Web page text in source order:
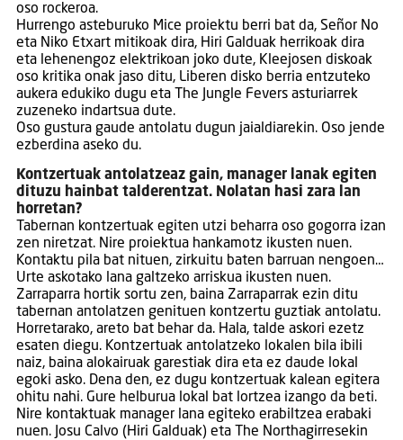
oso rockeroa.
Hurrengo asteburuko Mice proiektu berri bat da, Señor No
eta Niko Etxart mitikoak dira, Hiri Galduak herrikoak dira
eta lehenengoz elektrikoan joko dute, Kleejosen diskoak
oso kritika onak jaso ditu, Liberen disko berria entzuteko
aukera edukiko dugu eta The Jungle Fevers asturiarrek
zuzeneko indartsua dute.
Oso gustura gaude antolatu dugun jaialdiarekin. Oso jende
ezberdina aseko du.
Kontzertuak antolatzeaz gain, manager lanak egiten
dituzu hainbat talderentzat. Nolatan hasi zara lan
horretan?
Tabernan kontzertuak egiten utzi beharra oso gogorra izan
zen niretzat. Nire proiektua hankamotz ikusten nuen.
Kontaktu pila bat nituen, zirkuitu baten barruan nengoen…
Urte askotako lana galtzeko arriskua ikusten nuen.
Zarraparra hortik sortu zen, baina Zarraparrak ezin ditu
tabernan antolatzen genituen kontzertu guztiak antolatu.
Horretarako, areto bat behar da. Hala, talde askori ezetz
esaten diegu. Kontzertuak antolatzeko lokalen bila ibili
naiz, baina alokairuak garestiak dira eta ez daude lokal
egoki asko. Dena den, ez dugu kontzertuak kalean egitera
ohitu nahi. Gure helburua lokal bat lortzea izango da beti.
Nire kontaktuak manager lana egiteko erabiltzea erabaki
nuen. Josu Calvo (Hiri Galduak) eta The Northagirresekin